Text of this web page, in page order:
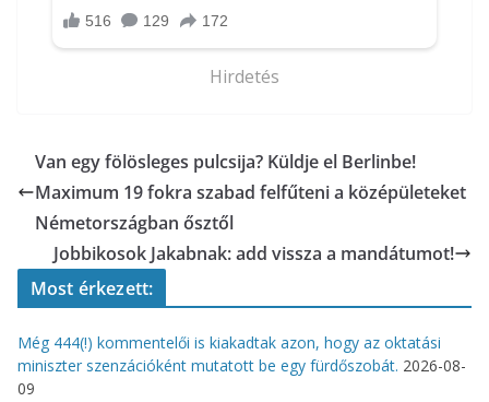
Hirdetés
Van egy fölösleges pulcsija? Küldje el Berlinbe!
Maximum 19 fokra szabad felfűteni a középületeket
Németországban ősztől
Jobbikosok Jakabnak: add vissza a mandátumot!
Most érkezett:
Még 444(!) kommentelői is kiakadtak azon, hogy az oktatási
miniszter szenzációként mutatott be egy fürdőszobát. 2026-08-
09